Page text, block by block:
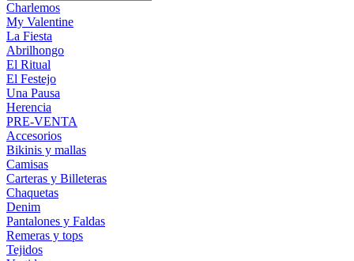
Charlemos
My Valentine
La Fiesta
Abrilhongo
El Ritual
El Festejo
Una Pausa
Herencia
PRE-VENTA
Accesorios
Bikinis y mallas
Camisas
Carteras y Billeteras
Chaquetas
Denim
Pantalones y Faldas
Remeras y tops
Tejidos